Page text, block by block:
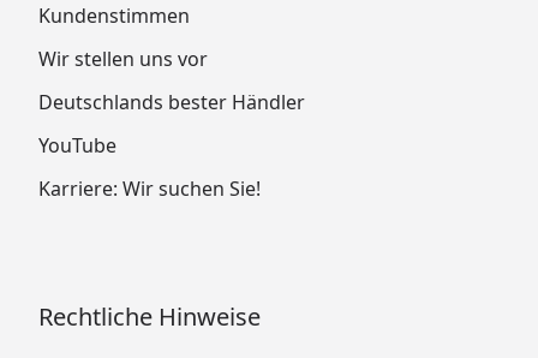
Kundenstimmen
Wir stellen uns vor
Deutschlands bester Händler
YouTube
Karriere: Wir suchen Sie!
Rechtliche Hinweise